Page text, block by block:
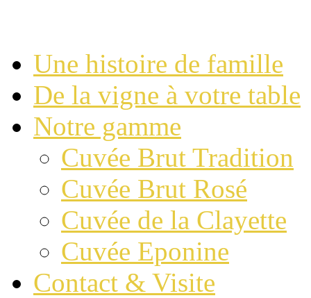
Une histoire de famille
De la vigne à votre table
Notre gamme
Cuvée Brut Tradition
Cuvée Brut Rosé
Cuvée de la Clayette
Cuvée Eponine
Contact & Visite